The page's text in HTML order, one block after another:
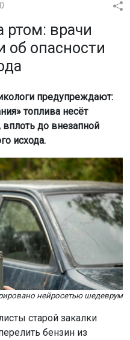
ртом: врачи
об опасности
предупреждают:
топлива несёт
до внезапной
исхода.
нейросетью шедеврум
старой закалки
бензин из